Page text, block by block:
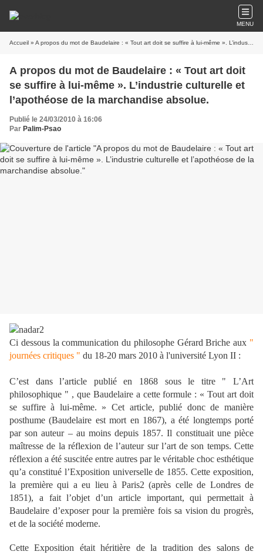
MENU
Accueil » A propos du mot de Baudelaire : « Tout art doit se suffire à lui-même ». L’industrie culturelle et l’apothéose de la marchandise absolue.
A propos du mot de Baudelaire : « Tout art doit
se suffire à lui-même ». L’industrie culturelle et
l’apothéose de la marchandise absolue.
Publié le 24/03/2010 à 16:06
Par Palim-Psao
Ci dessous la communication du philosophe Gérard Briche aux "
journées critiques " du 18-20 mars 2010 à l'université Lyon II :
C’est dans l’article publié en 1868 sous le titre " L’Art
philosophique " , que Baudelaire a cette formule : « Tout art doit
se suffire à lui-même. » Cet article, publié donc de manière
posthume (Baudelaire est mort en 1867), a été longtemps porté
par son auteur – au moins depuis 1857. Il constituait une pièce
maîtresse de la réflexion de l’auteur sur l’art de son temps. Cette
réflexion a été suscitée entre autres par le véritable choc esthétique
qu’a constitué l’Exposition universelle de 1855. Cette exposition,
la première qui a eu lieu à Paris2 (après celle de Londres de
1851), a fait l’objet d’un article important, qui
permettait à
Baudelaire d’exposer pour la première fois sa vision du progrès,
et de la société moderne.
Cette Exposition était héritière de la tradition des salons de